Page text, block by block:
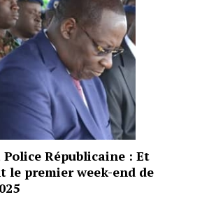
Républicaine : Et
le premier week-end de